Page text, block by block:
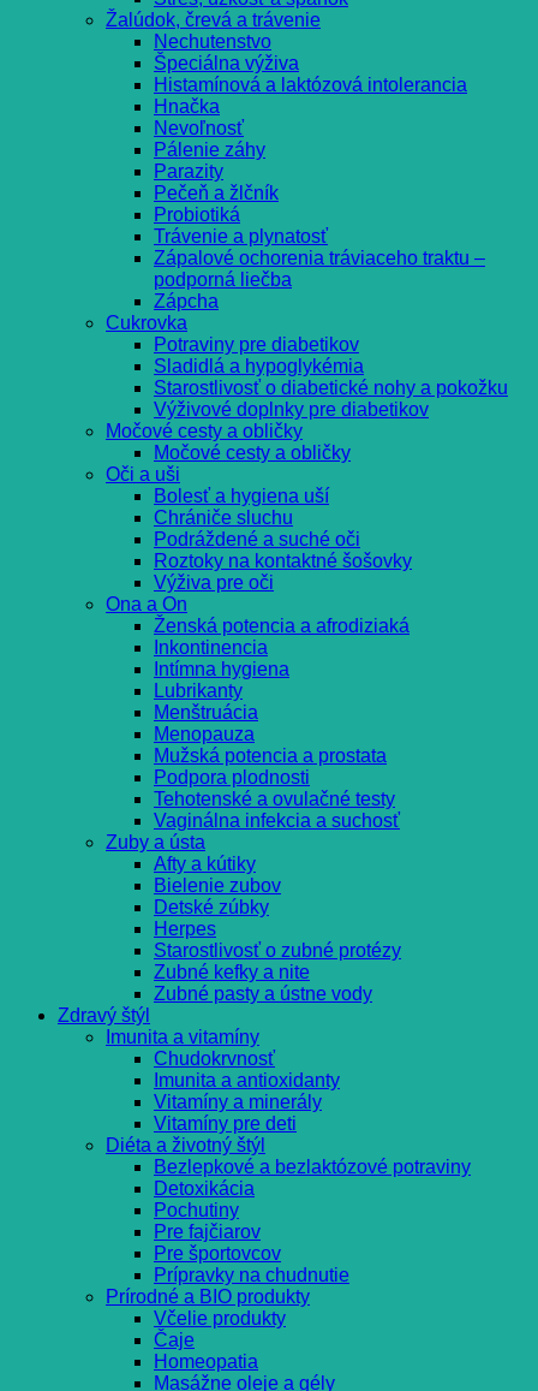
Žalúdok, črevá a trávenie
Nechutenstvo
Špeciálna výživa
Histamínová a laktózová intolerancia
Hnačka
Nevoľnosť
Pálenie záhy
Parazity
Pečeň a žlčník
Probiotiká
Trávenie a plynatosť
Zápalové ochorenia tráviaceho traktu –
podporná liečba
Zápcha
Cukrovka
Potraviny pre diabetikov
Sladidlá a hypoglykémia
Starostlivosť o diabetické nohy a pokožku
Výživové doplnky pre diabetikov
Močové cesty a obličky
Močové cesty a obličky
Oči a uši
Bolesť a hygiena uší
Chrániče sluchu
Podráždené a suché oči
Roztoky na kontaktné šošovky
Výživa pre oči
Ona a On
Ženská potencia a afrodiziaká
Inkontinencia
Intímna hygiena
Lubrikanty
Menštruácia
Menopauza
Mužská potencia a prostata
Podpora plodnosti
Tehotenské a ovulačné testy
Vaginálna infekcia a suchosť
Zuby a ústa
Afty a kútiky
Bielenie zubov
Detské zúbky
Herpes
Starostlivosť o zubné protézy
Zubné kefky a nite
Zubné pasty a ústne vody
Zdravý štýl
Imunita a vitamíny
Chudokrvnosť
Imunita a antioxidanty
Vitamíny a minerály
Vitamíny pre deti
Diéta a životný štýl
Bezlepkové a bezlaktózové potraviny
Detoxikácia
Pochutiny
Pre fajčiarov
Pre športovcov
Prípravky na chudnutie
Prírodné a BIO produkty
Včelie produkty
Čaje
Homeopatia
Masážne oleje a gély